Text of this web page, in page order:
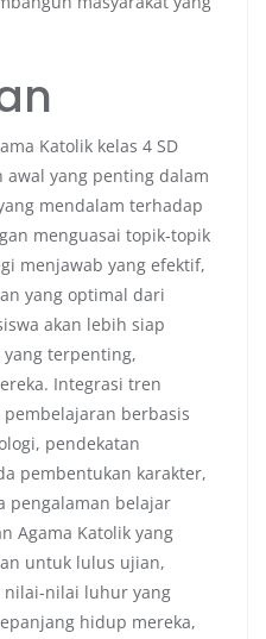
Katolik kelas 4 SD
awal yang penting dalam
mendalam terhadap
menguasai topik-topik
menjawab yang efektif,
yang optimal dari
akan lebih siap
terpenting,
Integrasi tren
berbasis
pendekatan
pembentukan karakter,
pengalaman belajar
Agama Katolik yang
untuk lulus ujian,
nilai luhur yang
hidup mereka,